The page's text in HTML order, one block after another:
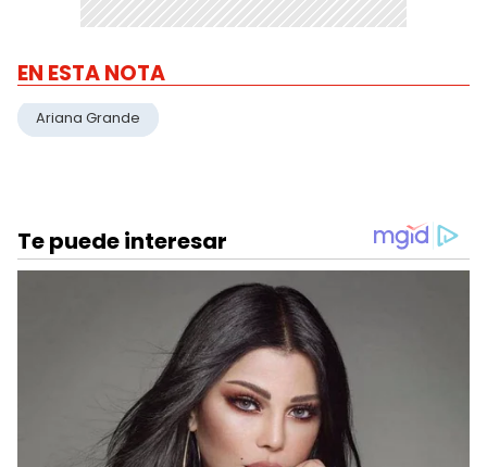
EN ESTA NOTA
Ariana Grande